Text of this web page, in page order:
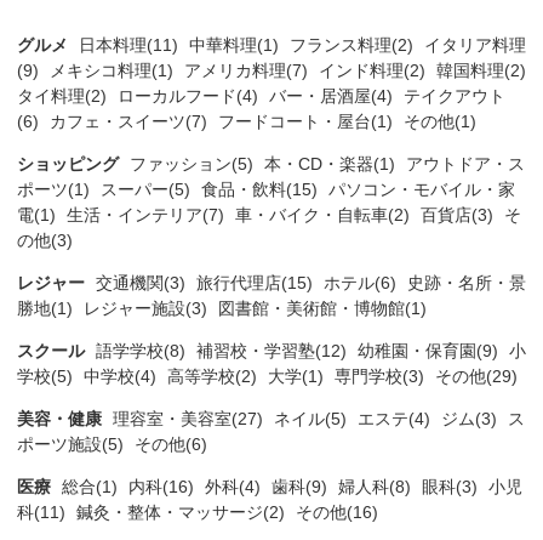
グルメ 日本料理(11) 中華料理(1) フランス料理(2)
イタリア料理
(9)
メキシコ料理(1) アメリカ料理(7) インド料理(2)
韓国料理(2)
タイ料理(2)
ローカルフード(4) バー・居酒屋(4)
テイクアウト
(6)
カフェ・スイーツ(7) フードコート・屋台(1) その他(1)
ショッピング ファッション(5) 本・CD・楽器(1)
アウトドア・ス
ポーツ(1)
スーパー(5) 食品・飲料(15)
パソコン・モバイル・家
電(1)
生活・インテリア(7) 車・バイク・自転車(2) 百貨店(3)
そ
の他(3)
レジャー 交通機関(3) 旅行代理店(15) ホテル(6)
史跡・名所・景
勝地(1)
レジャー施設(3) 図書館・美術館・博物館(1)
スクール 語学学校(8) 補習校・学習塾(12) 幼稚園・保育園(9)
小
学校(5)
中学校(4) 高等学校(2) 大学(1) 専門学校(3) その他(29)
美容・健康 理容室・美容室(27) ネイル(5) エステ(4) ジム(3)
ス
ポーツ施設(5)
その他(6)
医療 総合(1) 内科(16) 外科(4) 歯科(9) 婦人科(8) 眼科(3)
小児
科(11)
鍼灸・整体・マッサージ(2) その他(16)